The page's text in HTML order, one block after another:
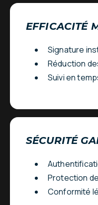
EFFICACITÉ
Signature
Réduction
Suivi en
SÉCURITÉ
Protection
Conformité